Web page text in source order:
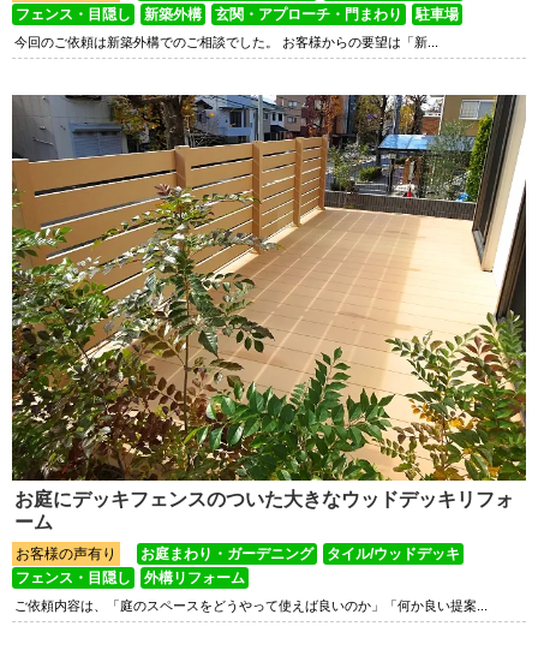
フェンス・目隠し
新築外構 玄関・アプローチ・門まわり 駐車場
今回のご依頼は新築外構でのご相談でした。 お客様からの要望は「新...
お庭にデッキフェンスのついた大きなウッドデッキリフォ
ーム
お客様の声有り お庭まわり・ガーデニング
タイル/ウッドデッキ
フェンス・目隠し
外構リフォーム
ご依頼内容は、「庭のスペースをどうやって使えば良いのか」「何か良い提案...